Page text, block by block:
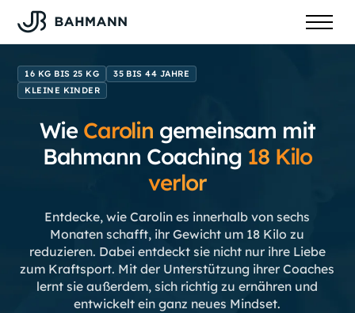
16 KG BIS 25 KG
35 BIS 44 JAHRE
KLEINE KINDER
Wie Carolin gemeinsam mit
Bahmann Coaching 18 Kilo
verlor
Entdecke, wie Carolin es innerhalb von sechs
Monaten schafft, ihr Gewicht um 18 Kilo zu
reduzieren. Dabei entdeckt sie nicht nur ihre Liebe
zum Kraftsport. Mit der Unterstützung ihrer Coaches
lernt sie außerdem, sich richtig zu ernähren und
entwickelt ein ganz neues Mindset.